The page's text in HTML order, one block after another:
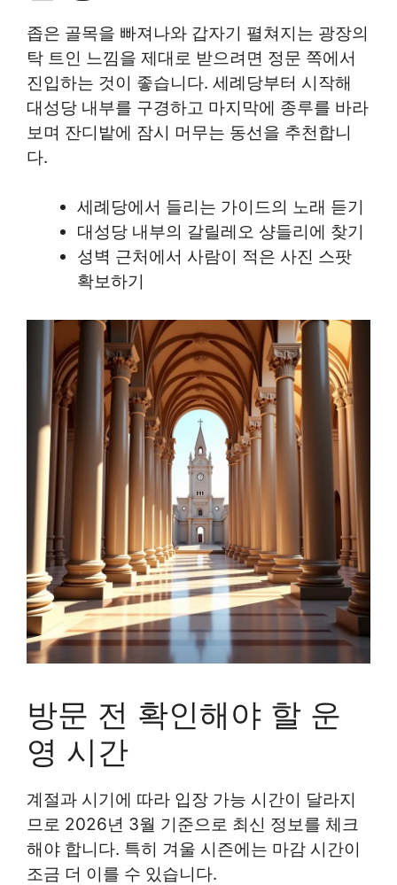
좁은 골목을 빠져나와 갑자기 펼쳐지는 광장의
탁 트인 느낌을 제대로 받으려면 정문 쪽에서
진입하는 것이 좋습니다. 세례당부터 시작해
대성당 내부를 구경하고 마지막에 종루를 바라
보며 잔디밭에 잠시 머무는 동선을 추천합니
다.
세례당에서 들리는 가이드의 노래 듣기
대성당 내부의 갈릴레오 샹들리에 찾기
성벽 근처에서 사람이 적은 사진 스팟
확보하기
방문 전 확인해야 할 운
영 시간
계절과 시기에 따라 입장 가능 시간이 달라지
므로 2026년 3월 기준으로 최신 정보를 체크
해야 합니다. 특히 겨울 시즌에는 마감 시간이
조금 더 이를 수 있습니다.